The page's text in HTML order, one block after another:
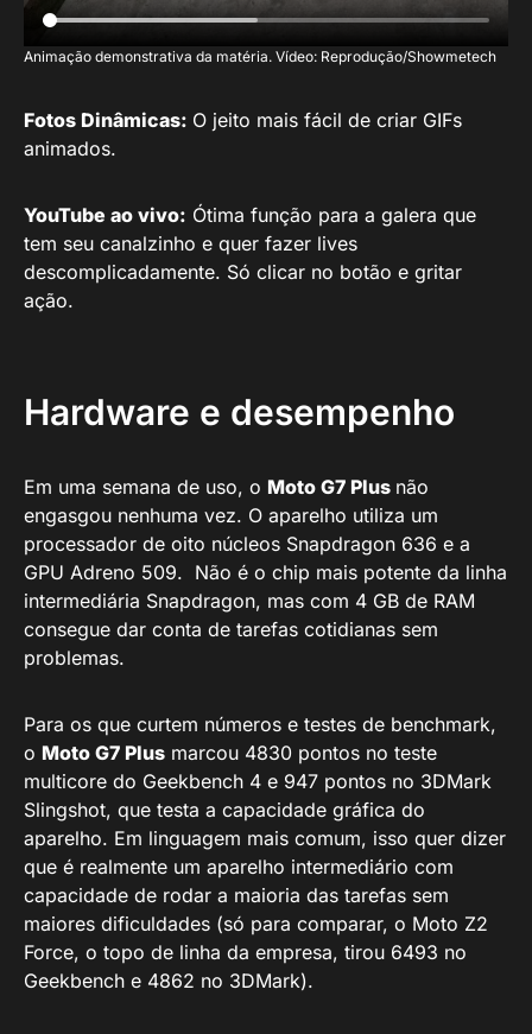
Animação demonstrativa da matéria. Vídeo: Reprodução/Showmetech
Fotos Dinâmicas: O jeito mais fácil de criar GIFs
animados.
YouTube ao vivo: Ótima função para a galera que
tem seu canalzinho e quer fazer lives
descomplicadamente. Só clicar no botão e gritar
ação.
Hardware e desempenho
Em uma semana de uso, o Moto G7 Plus não
engasgou nenhuma vez. O aparelho utiliza um
processador de oito núcleos Snapdragon 636 e a
GPU Adreno 509. Não é o chip mais potente da linha
intermediária Snapdragon, mas com 4 GB de RAM
consegue dar conta de tarefas cotidianas sem
problemas.
Para os que curtem números e testes de benchmark,
o Moto G7 Plus marcou 4830 pontos no teste
multicore do Geekbench 4 e 947 pontos no 3DMark
Slingshot, que testa a capacidade gráfica do
aparelho. Em linguagem mais comum, isso quer dizer
que é realmente um aparelho intermediário com
capacidade de rodar a maioria das tarefas sem
maiores dificuldades (só para comparar, o Moto Z2
Force, o topo de linha da empresa, tirou 6493 no
Geekbench e 4862 no 3DMark).